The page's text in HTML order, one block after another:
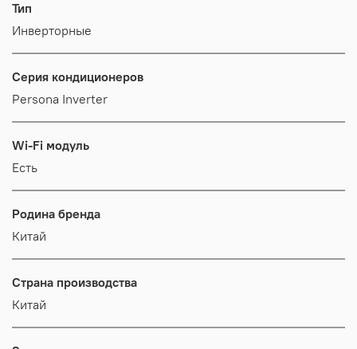
Тип
Инверторные
Серия кондиционеров
Persona Inverter
Wi-Fi модуль
Есть
Родина бренда
Китай
Страна производства
Китай